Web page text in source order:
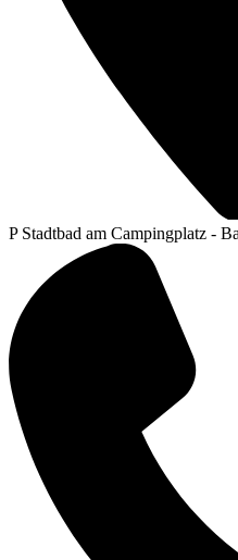
P Stadtbad am Campingplatz -